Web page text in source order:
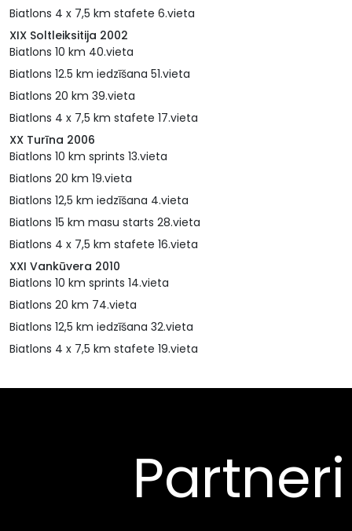
Biatlons 4 x 7,5 km stafete 6.vieta
XIX Soltleiksitija 2002
Biatlons 10 km 40.vieta
Biatlons 12.5 km iedzīšana 51.vieta
Biatlons 20 km 39.vieta
Biatlons 4 x 7,5 km stafete 17.vieta
XX Turīna 2006
Biatlons 10 km sprints 13.vieta
Biatlons 20 km 19.vieta
Biatlons 12,5 km iedzīšana 4.vieta
Biatlons 15 km masu starts 28.vieta
Biatlons 4 x 7,5 km stafete 16.vieta
XXI Vankūvera 2010
Biatlons 10 km sprints 14.vieta
Biatlons 20 km 74.vieta
Biatlons 12,5 km iedzīšana 32.vieta
Biatlons 4 x 7,5 km stafete 19.vieta
Partneri